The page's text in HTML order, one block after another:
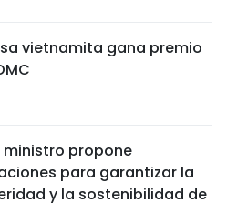
vietnamita gana premio
ministro propone
para garantizar la
y la sostenibilidad de